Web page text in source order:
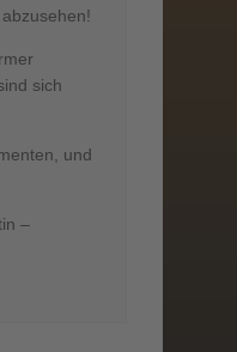
sich
und
–